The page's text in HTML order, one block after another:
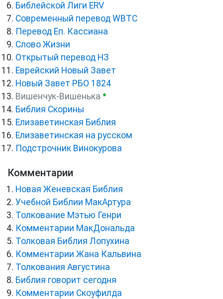
Библейской Лиги ERV
Cовременный перевод WBTC
Перевод Еп. Кассиана
Слово Жизни
Открытый перевод НЗ
Еврейский Новый Завет
Новый Завет РБО 1824
Вишенчук-Вишенька ●
Библия Скорины
Елизаветинская Библия
Елизаветинская на русском
Подстрочник Винокурова
Комментарии
Новая Женевская Библия
Учебной Библии МакАртура
Толкование Мэтью Генри
Комментарии МакДональда
Толковая Библия Лопухина
Комментарии Жана Кальвина
Толкования Августина
Библия говорит сегодня
Комментарии Скоуфилда